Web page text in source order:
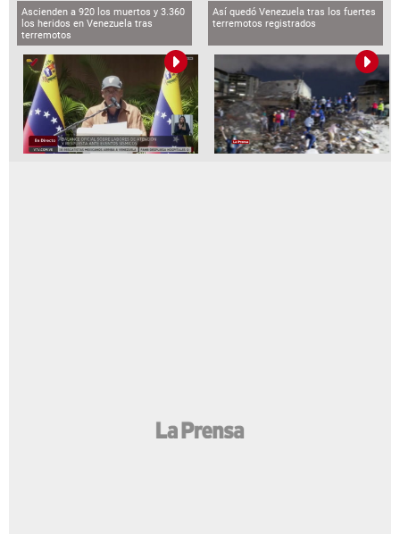
Ascienden a 920 los muertos y 3.360
los heridos en Venezuela tras
terremotos
Así quedó Venezuela tras los fuertes
terremotos registrados